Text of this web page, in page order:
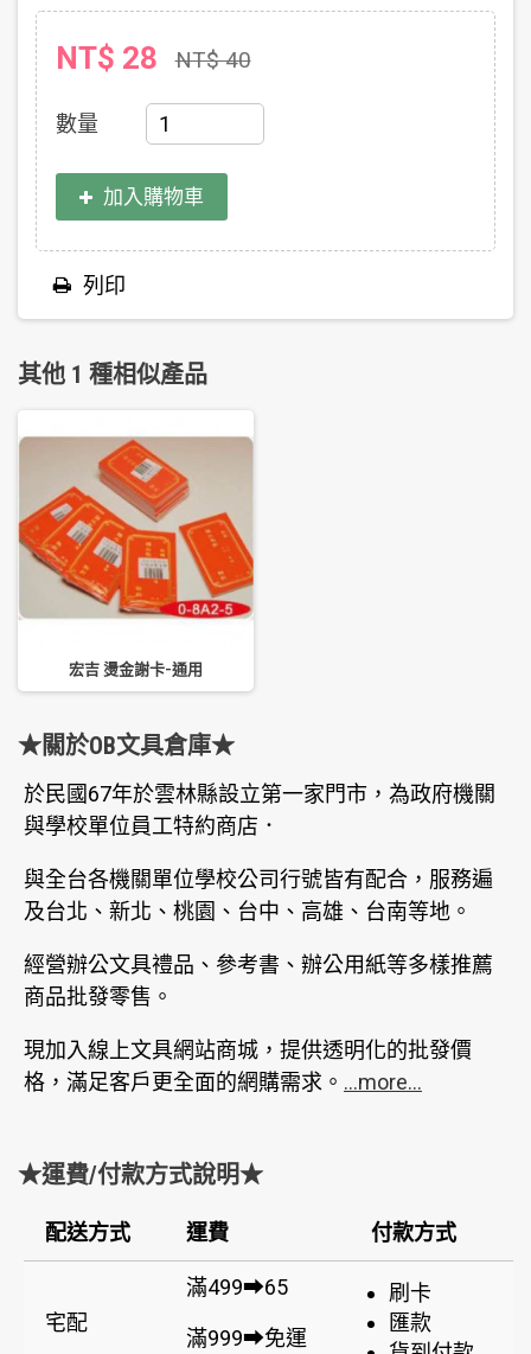
NT$ 28 NT$ 40
數量
加入購物車
列印
其他 1 種相似產品
宏吉 燙金謝卡-通用
★關於OB文具倉庫★
於民國67年於雲林縣設立第一家門市，為政府機關
與學校單位員工特約商店．
與全台各機關單位學校公司行號皆有配合，服務遍
及台北、新北、桃園、台中、高雄、台南等地。
經營辦公文具禮品、參考書、辦公用紙等多樣推薦
商品批發零售。
現加入線上文具網站商城，提供透明化的批發價
格，滿足客戶更全面的網購需求。 ...more...
★運費/付款方式說明★
配送方式 運費 付款方式
宅配
滿499➡65
滿999➡免運
刷卡
匯款